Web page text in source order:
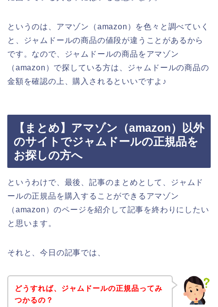
というのは、アマゾン（amazon）を色々と調べていく
と、ジャムドールの商品の値段が違うことがあるから
です。なので、ジャムドールの商品をアマゾン
（amazon）で探している方は、ジャムドールの商品の
金額を確認の上、購入されるといいですよ♪
【まとめ】アマゾン（amazon）以外
のサイトでジャムドールの正規品を
お探しの方へ
というわけで、最後、記事のまとめとして、ジャムド
ールの正規品を購入することができるアマゾン
（amazon）のページを紹介して記事を終わりにしたい
と思います。
それと、今日の記事では、
どうすれば、ジャムドールの正規品ってみ
つかるの？